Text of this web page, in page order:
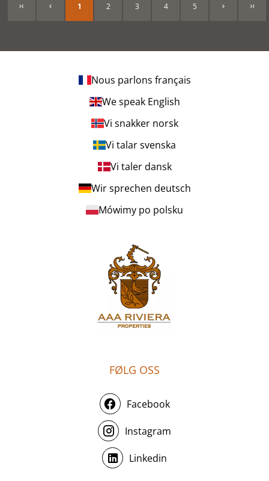
1 2 3 4 5
Nous parlons français
We speak English
Vi snakker norsk
Vi talar svenska
Vi taler dansk
Wir sprechen deutsch
Mówimy po polsku
FØLG OSS
Facebook
Instagram
Linkedin